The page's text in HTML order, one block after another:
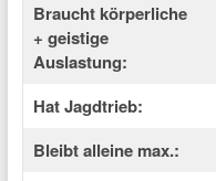
Braucht körperliche
+ geistige
Auslastung:
Hat Jagdtrieb:
Bleibt alleine max.: